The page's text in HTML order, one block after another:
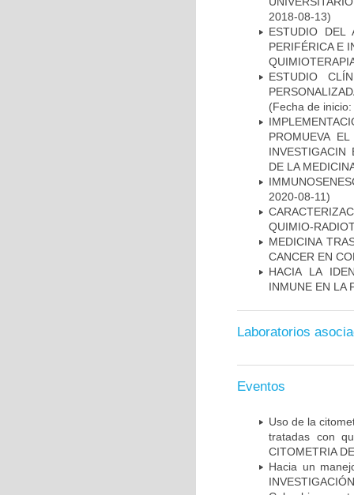
2018-08-13)
ESTUDIO DEL
PERIFÉRICA E
ESTUDIO
(Fecha de
PROMUEVA
INVESTIGACIN
DE LA
2020-08-11)
QUIMIO-
MEDICINA
CANCER EN
HACIA LA
INMUNE EN LA
Laboratorios
Eventos
Uso de la
tratadas con
CITOMETRIA
Hacia un